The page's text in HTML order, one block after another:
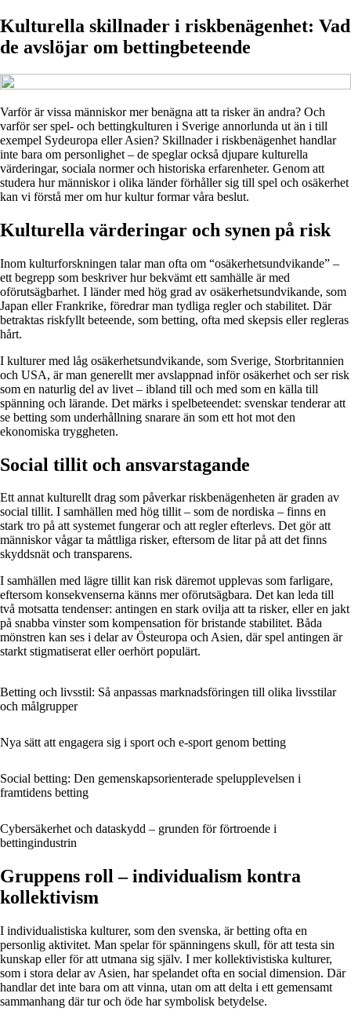
Kulturella skillnader i riskbenägenhet: Vad
de avslöjar om bettingbeteende
Varför är vissa människor mer benägna att ta risker än andra? Och
varför ser spel- och bettingkulturen i Sverige annorlunda ut än i till
exempel Sydeuropa eller Asien? Skillnader i riskbenägenhet handlar
inte bara om personlighet – de speglar också djupare kulturella
värderingar, sociala normer och historiska erfarenheter. Genom att
studera hur människor i olika länder förhåller sig till spel och osäkerhet
kan vi förstå mer om hur kultur formar våra beslut.
Kulturella värderingar och synen på risk
Inom kulturforskningen talar man ofta om “osäkerhetsundvikande” –
ett begrepp som beskriver hur bekvämt ett samhälle är med
oförutsägbarhet. I länder med hög grad av osäkerhetsundvikande, som
Japan eller Frankrike, föredrar man tydliga regler och stabilitet. Där
betraktas riskfyllt beteende, som betting, ofta med skepsis eller regleras
hårt.
I kulturer med låg osäkerhetsundvikande, som Sverige, Storbritannien
och USA, är man generellt mer avslappnad inför osäkerhet och ser risk
som en naturlig del av livet – ibland till och med som en källa till
spänning och lärande. Det märks i spelbeteendet: svenskar tenderar att
se betting som underhållning snarare än som ett hot mot den
ekonomiska tryggheten.
Social tillit och ansvarstagande
Ett annat kulturellt drag som påverkar riskbenägenheten är graden av
social tillit. I samhällen med hög tillit – som de nordiska – finns en
stark tro på att systemet fungerar och att regler efterlevs. Det gör att
människor vågar ta måttliga risker, eftersom de litar på att det finns
skyddsnät och transparens.
I samhällen med lägre tillit kan risk däremot upplevas som farligare,
eftersom konsekvenserna känns mer oförutsägbara. Det kan leda till
två motsatta tendenser: antingen en stark ovilja att ta risker, eller en jakt
på snabba vinster som kompensation för bristande stabilitet. Båda
mönstren kan ses i delar av Östeuropa och Asien, där spel antingen är
starkt stigmatiserat eller oerhört populärt.
Betting och livsstil: Så anpassas marknadsföringen till olika livsstilar
och målgrupper
Nya sätt att engagera sig i sport och e-sport genom betting
Social betting: Den gemenskapsorienterade spelupplevelsen i
framtidens betting
Cybersäkerhet och dataskydd – grunden för förtroende i
bettingindustrin
Gruppens roll – individualism kontra
kollektivism
I individualistiska kulturer, som den svenska, är betting ofta en
personlig aktivitet. Man spelar för spänningens skull, för att testa sin
kunskap eller för att utmana sig själv. I mer kollektivistiska kulturer,
som i stora delar av Asien, har spelandet ofta en social dimension. Där
handlar det inte bara om att vinna, utan om att delta i ett gemensamt
sammanhang där tur och öde har symbolisk betydelse.